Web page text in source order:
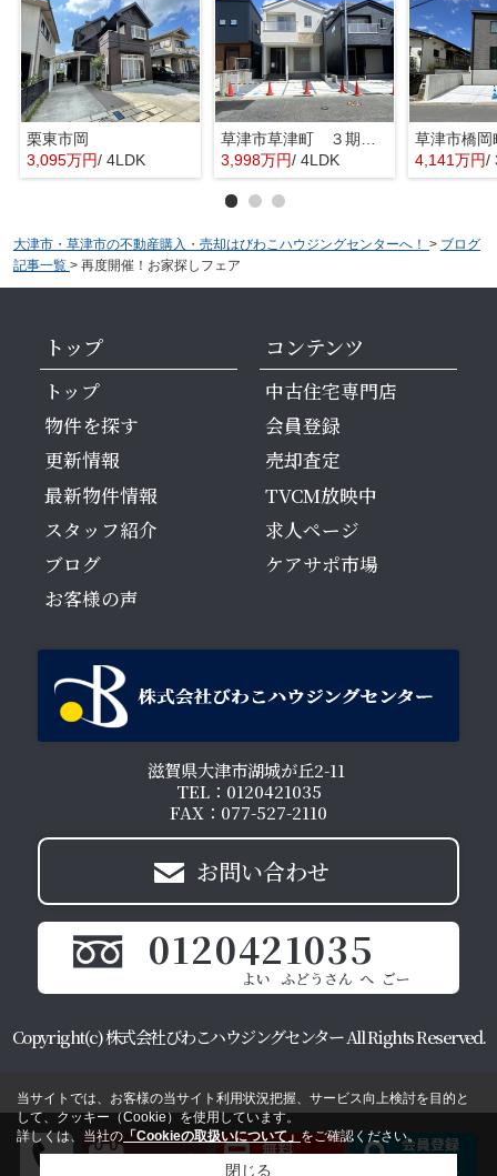
栗東市岡
3,095万円/ 4LDK
3,998万円/ 4LDK 4,141万円/
大津市・草津市の不動産購入・売却はびわこハウジングセンターへ！ > ブログ
記事一覧 > 再度開催！お家探しフェア
トップ
トップ
物件を探す
更新情報
最新物件情報
スタッフ紹介
ブログ
お客様の声
コンテンツ
中古住宅専門店
会員登録
売却査定
TVCM放映中
求人ページ
ケアサポ市場
滋賀県大津市湖城が丘2-11
TEL：0120421035
FAX：077-527-2110
お問い合わせ
0120421035
Copyright(c) 株式会社びわこハウジングセンター All Rights Reserved.
当サイトでは、お客様の当サイト利用状況把握、サービス向上検討を目的と
して、クッキー（Cookie）を使用しています。
詳しくは、当社の 「Cookieの取扱いについて」 をご確認ください。
閉じる